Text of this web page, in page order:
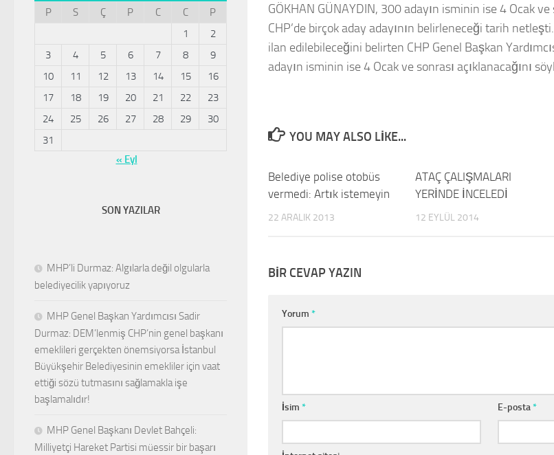
GÖKHAN GÜNAYDIN, 300 adayın isminin ise 4 Ocak ve
CHP’de birçok aday adayının belirleneceği tarih
ilan edilebileceğini belirten CHP Genel Başkan
adayın isminin ise 4 Ocak ve sonrası açıklanacağını
YOU MAY ALSO LIKE...
Belediye polise otobüs
vermedi: Artık istemeyin
22 ARALIK 2013
ATAÇ ÇALIŞMALARI
YERİNDE İNCELEDİ
12 EYLÜL 2014
BIR CEVAP YAZIN
Yorum *
İsim * E-posta*
P
S Ç P C C
P
1
2
3
4 5 6 7 8
9
10
11 12 13 14 15
16
17
18 19 20 21 22
23
24
25 26 27 28 29
30
31
« Eyl
SON YAZILAR
MHP’li Durmaz: Algılarla değil olgularla
belediyecilik yapıyoruz
MHP Genel Başkan Yardımcısı Sadir
Durmaz: DEM’lenmiş CHP’nin genel başkanı
emeklileri gerçekten önemsiyorsa İstanbul
Büyükşehir Belediyesinin emekliler için vaat
ettiği sözü tutmasını sağlamakla işe
başlamalıdır!
MHP Genel Başkanı Devlet Bahçeli:
Milliyetçi Hareket Partisi müessir bir başarı